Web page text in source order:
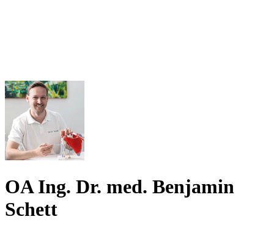
OA Ing. Dr. med. Benjamin
Schett